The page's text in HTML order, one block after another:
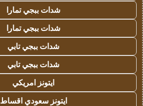
شدات ببجي تمارا
شدات ببجي تمارا
شدات ببجي تابي
شدات ببجي تابي
ايتونز امريكي
ايتونز سعودي اقساط